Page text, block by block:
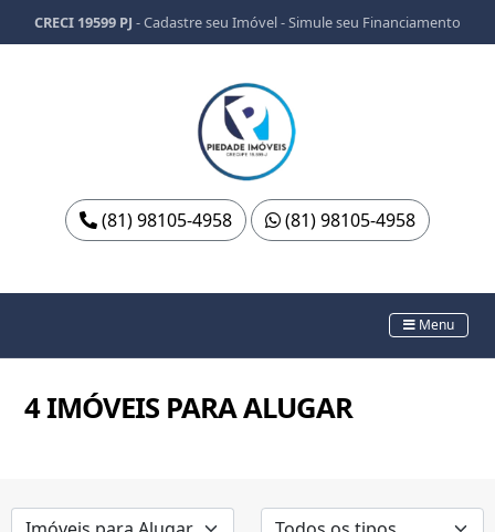
CRECI 19599 PJ -Cadastre seu Imóvel-Simule seu Financiamento
(81) 98105-4958 (81) 98105-4958
Menu
4 IMÓVEIS PARA ALUGAR